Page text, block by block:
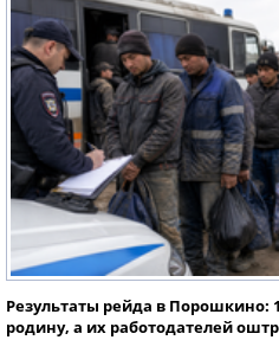
Результаты рейда в Порошкино:
родину, а их работодателей